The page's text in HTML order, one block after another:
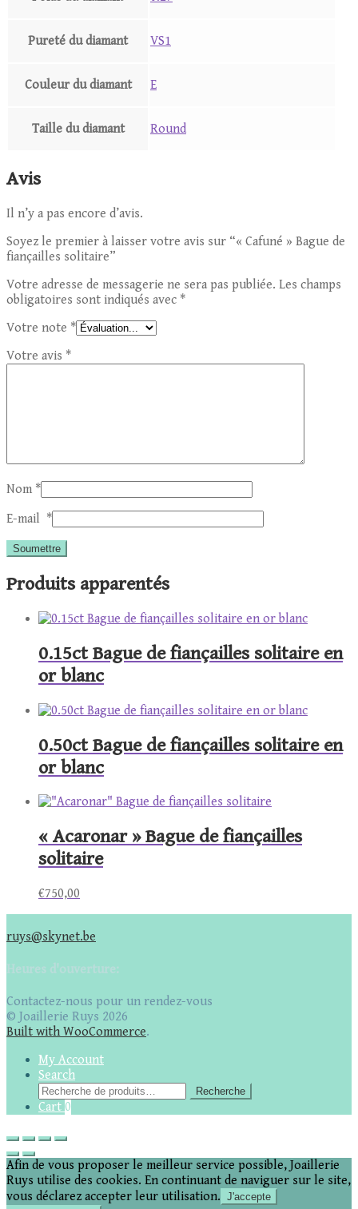
Pureté du diamant VS1
Couleur du diamant E
Taille du diamant Round
Avis
Il n’y a pas encore d’avis.
Soyez le premier à laisser votre avis sur “« Cafuné » Bague de
fiançailles solitaire”
Votre adresse de messagerie ne sera pas publiée. Les champs
obligatoires sont indiqués avec *
Votre note *
Votre avis *
Nom *
E-mail *
Produits apparentés
0.15ct Bague de fiançailles solitaire en
or blanc
0.50ct Bague de fiançailles solitaire en
or blanc
« Acaronar » Bague de fiançailles
solitaire
€750,00
ruys@skynet.be
Heures d'ouverture:
Contactez-nous pour un rendez-vous
© Joaillerie Ruys 2026
Built with WooCommerce.
My Account
Search
Recherche
pour :
Recherche
Cart 0
Afin de vous proposer le meilleur service possible, Joaillerie
Ruys utilise des cookies. En continuant de naviguer sur le site,
vous déclarez accepter leur utilisation. J'accepte